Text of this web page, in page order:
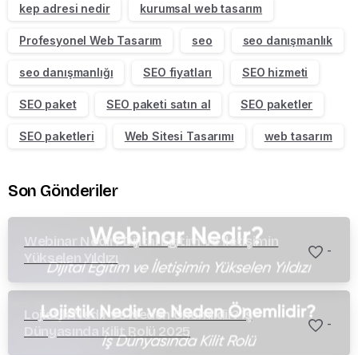
kep adresi nedir kurumsal web tasarım
Profesyonel Web Tasarım seo seo danışmanlık
seo danışmanlığı SEO fiyatları SEO hizmeti
SEO paket SEO paketi satın al SEO paketler
SEO paketleri Web Sitesi Tasarımı web tasarım
Son Gönderiler
Webinar Nedir? Dijital Eğitim ve İletişimin
Yükselen Yıldızı
-
Lojistik Nedir ve Neden Önemlidir? İş
Dünyasında Kilit Rolü 2025
-